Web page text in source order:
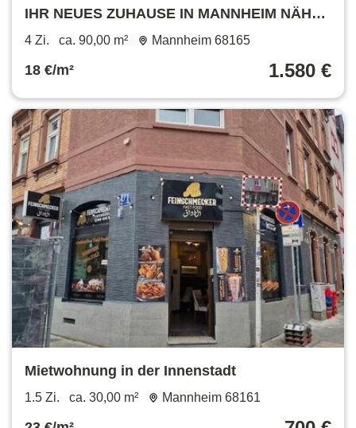
IHR NEUES ZUHAUSE IN MANNHEIM NÄHE
WASSERTURM: HOCHWERTIGE 3-ZIMMER-
4 Zi. ca. 90,00 m² Mannheim 68165
18 €/m² 1.580 €
Mietwohnung in der Innenstadt
1.5 Zi. ca. 30,00 m² Mannheim 68161